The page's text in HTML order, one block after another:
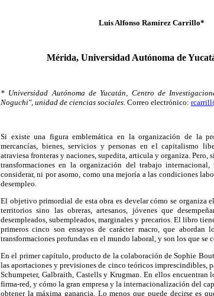
Luis Alfonso Ramírez Carrillo*
Mérida, Universidad Autónoma de
* Universidad Autónoma de Yucatán, Centro de
Noguchi", unidad de ciencias sociales. Correo electrónico:
Si existe una figura emblemática en la organización de la
mercancías, bienes, servicios y personas en el capitalismo
atraviesa fronteras y naciones, supedita, articula y organiza. Pero,
transformaciones en la organización del trabajo
considerar, ni por asomo, como una mejoría a las condiciones
desempleo.
El objetivo primordial de esta obra es develar cómo se organiza
territorios sino las obreras, artesanos, jóvenes que
desempleados, subempleados, marginales y precarios. El libro
primeros cinco son ensayos de carácter macro, que
transformaciones profundas en el mundo laboral, y son los que se
En el primer capítulo, producto de la colaboración de Sophie
las aportaciones y previsiones de cinco teóricos imprescindibles,
Schumpeter, Galbraith, Castells y Krugman. En ellos
firma-red, y cómo la gran empresa y la internacionalización del
obtener la máxima ganancia. Lo menos que puede decirse es